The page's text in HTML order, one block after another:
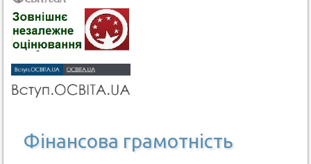
Фінансова грамотність